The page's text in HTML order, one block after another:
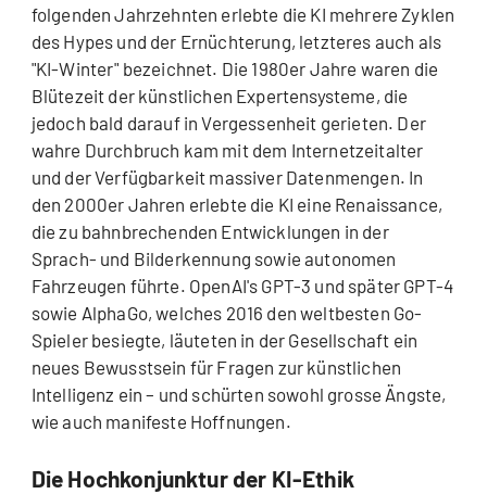
folgenden Jahrzehnten erlebte die KI mehrere Zyklen
des Hypes und der Ernüchterung, letzteres auch als
"KI-Winter" bezeichnet. Die 1980er Jahre waren die
Blütezeit der künstlichen Expertensysteme, die
jedoch bald darauf in Vergessenheit gerieten. Der
wahre Durchbruch kam mit dem Internetzeitalter
und der Verfügbarkeit massiver Datenmengen. In
den 2000er Jahren erlebte die KI eine Renaissance,
die zu bahnbrechenden Entwicklungen in der
Sprach- und Bilderkennung sowie autonomen
Fahrzeugen führte. OpenAI's GPT-3 und später GPT-4
sowie AlphaGo, welches 2016 den weltbesten Go-
Spieler besiegte, läuteten in der Gesellschaft ein
neues Bewusstsein für Fragen zur künstlichen
Intelligenz ein – und schürten sowohl grosse Ängste,
wie auch manifeste Hoffnungen.
Die Hochkonjunktur der KI-Ethik